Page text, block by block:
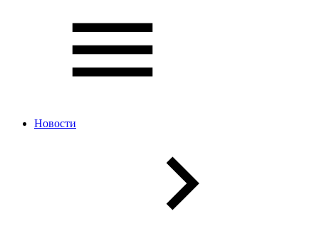
Новости